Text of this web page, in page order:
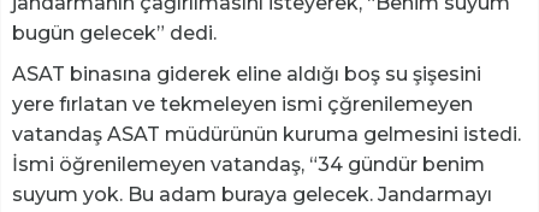
bugün gelecek” dedi.
ASAT binasına giderek eline aldığı boş su şişesini
yere fırlatan ve tekmeleyen ismi çğrenilemeyen
vatandaş ASAT müdürünün kuruma gelmesini istedi.
İsmi öğrenilemeyen vatandaş, “34 gündür benim
suyum yok. Bu adam buraya gelecek. Jandarmayı